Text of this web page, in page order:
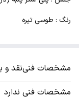
رنگ : طوسی تیره
مشخصات فنینقد و
مشخصات فنی ندارد